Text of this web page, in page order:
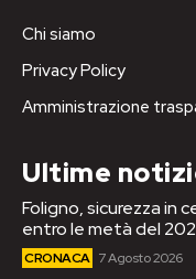
Chi siamo
Privacy Policy
Amministrazione
Ultime
Foligno, sicurezza in
entro le metà del
CRONACA 7 Agosto 2026